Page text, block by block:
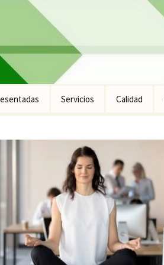
Equipamiento
Servicios Calidad